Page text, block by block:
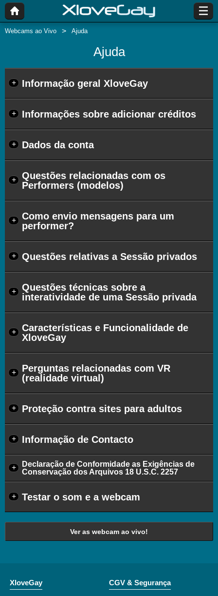
Webcams ao Vivo Ajuda
Ajuda
+ Informação geral XloveGay
+ Informações sobre adicionar créditos
+ Dados da conta
+
Questões relacionadas com os
Performers (modelos)
+
Como envio mensagens para um
performer?
+ Questões relativas a Sessão privados
+
Questões técnicas sobre a
interatividade de uma Sessão privada
+
Características e Funcionalidade de
XloveGay
+
Perguntas relacionadas com VR
(realidade virtual)
+ Proteção contra sites para adultos
+ Informação de Contacto
+
Declaração de Conformidade as Exigências de
Conservação dos Arquivos 18 U.S.C. 2257
+ Testar o som e a webcam
Ver as webcam ao vivo!
XloveGay CGV & Segurança